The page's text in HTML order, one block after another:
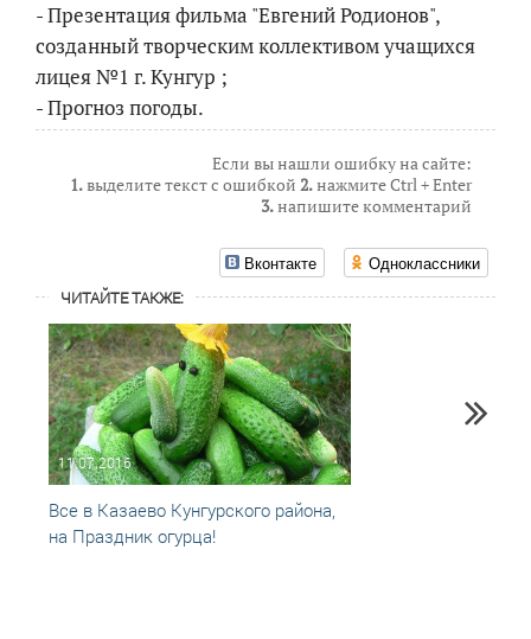
- Презентация фильма "Евгений Родионов",
созданный творческим коллективом учащихся
лицея №1 г. Кунгур ;
- Прогноз погоды.
Если вы нашли ошибку на сайте:
1.выделите текст с ошибкой 2.нажмите Ctrl + Enter
3.напишите комментарий
Вконтакте Одноклассники
ЧИТАЙТЕ ТАКЖЕ:
11.07.2016
Все в Казаево Кунгурского района,
на Праздник огурца!